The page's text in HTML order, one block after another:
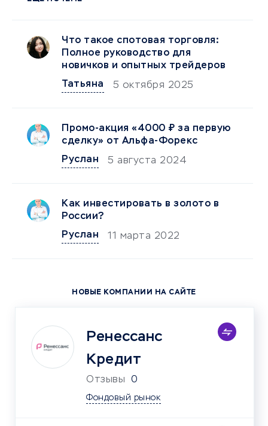
Что такое спотовая торговля:
Полное руководство для
новичков и опытных трейдеров
Татьяна
5 октября 2025
Промо-акция «4000 ₽ за первую
сделку» от Альфа-Форекс
Руслан
5 августа 2024
Как инвестировать в золото в
России?
Руслан
11 марта 2022
НОВЫЕ КОМПАНИИ НА САЙТЕ
Ренессанс
Кредит
Отзывы 0
Фондовый рынок